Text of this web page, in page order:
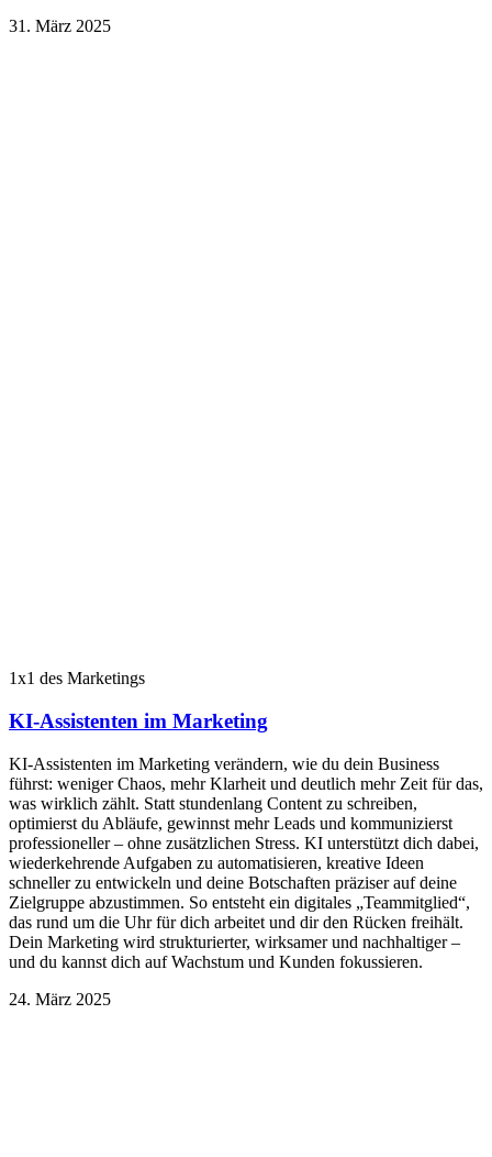
31. März 2025
1x1 des Marketings
KI-Assistenten im Marketing
KI-Assistenten im Marketing verändern, wie du dein Business
führst: weniger Chaos, mehr Klarheit und deutlich mehr Zeit für das,
was wirklich zählt. Statt stundenlang Content zu schreiben,
optimierst du Abläufe, gewinnst mehr Leads und kommunizierst
professioneller – ohne zusätzlichen Stress. KI unterstützt dich dabei,
wiederkehrende Aufgaben zu automatisieren, kreative Ideen
schneller zu entwickeln und deine Botschaften präziser auf deine
Zielgruppe abzustimmen. So entsteht ein digitales „Teammitglied“,
das rund um die Uhr für dich arbeitet und dir den Rücken freihält.
Dein Marketing wird strukturierter, wirksamer und nachhaltiger –
und du kannst dich auf Wachstum und Kunden fokussieren.
24. März 2025